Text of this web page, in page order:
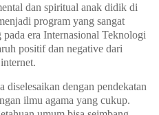
dan spiritual anak didik di
program yang sangat
era Internasional Teknologi
positif dan negative dari
diselesaikan dengan pendekatan
ilmu agama yang cukup.